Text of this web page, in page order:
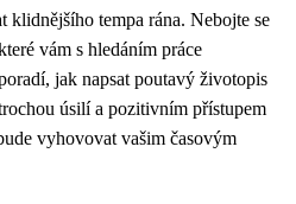
klidnějšího tempa rána. Nebojte se
vám s hledáním práce
jak napsat poutavý životopis
úsilí a pozitivním přístupem
vyhovovat vašim časovým